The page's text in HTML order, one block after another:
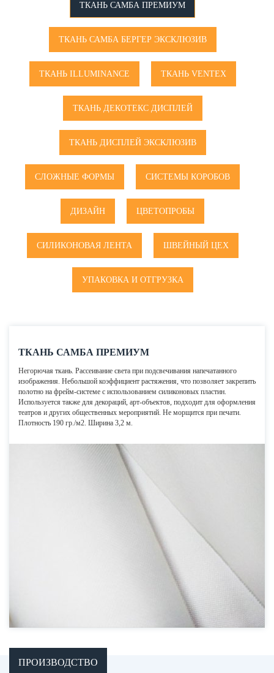
ТКАНЬ САМБА ПРЕМИУМ
ТКАНЬ САМБА БЕРГЕР ЭКСКЛЮЗИВ
ТКАНЬ ILLUMINANCE ТКАНЬ VENTEX
ТКАНЬ ДЕКОТЕКС ДИСПЛЕЙ
ТКАНЬ ДИСПЛЕЙ ЭКСКЛЮЗИВ
СЛОЖНЫЕ ФОРМЫ СИСТЕМЫ КОРОБОВ
ДИЗАЙН ЦВЕТОПРОБЫ
СИЛИКОНОВАЯ ЛЕНТА ШВЕЙНЫЙ ЦЕХ
УПАКОВКА И ОТГРУЗКА
ТКАНЬ САМБА ПРЕМИУМ
Негорючая ткань. Рассеивание света при подсвечивания напечатанного
изображения. Небольшой коэффициент растяжения, что позволяет закрепить
полотно на фрейм-системе с использованием силиконовых пластин.
Используется также для декораций, арт-объектов, подходит для оформления
театров и других общественных мероприятий. Не морщится при печати.
Плотность 190 гр./м2. Ширина 3,2 м.
ПРОИЗВОДСТВО